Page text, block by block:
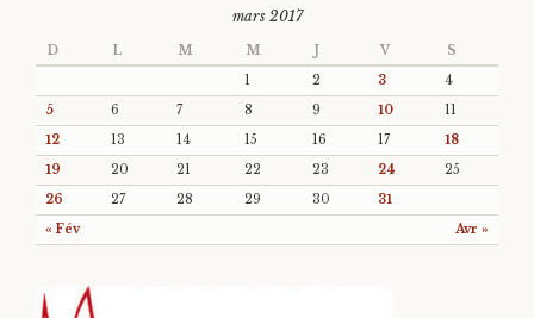
mars 2017
D L M M V S
« Fév Avr »
1 2 3
4
5
6 7 8 9 10
11
12
13 14 15 16 17
18
19
20 21 22 23 24
25
26
27 28 29 30 31